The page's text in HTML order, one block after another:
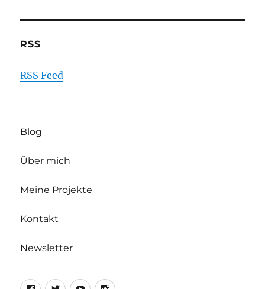
RSS
RSS Feed
Blog
Über mich
Meine Projekte
Kontakt
Newsletter